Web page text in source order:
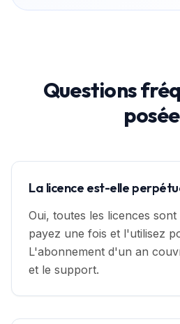
Questions
La licence est-elle
Oui, toutes les licences
payez une fois et l'utilisez
L'abonnement d'un an
et le support.